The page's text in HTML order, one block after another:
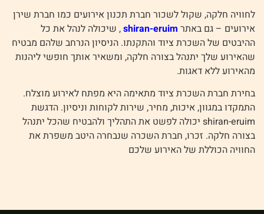
לחוויה חלקה, שקול לשכור חברת תכנון אירועים כמו חברת שירן
אירועים – גם באתר shiran-eruim, שיכולה לנהל את כל
ההיבטים של השכרת ציוד והתקנתו. הניסיון הנרחב שלהם מבטיח
שהאירוע שלך יתנהל בצורה חלקה, ומשאיר אותך חופשי ליהנות
מהאירוע ללא דאגות.
בחירת חברת השכרת ציוד מתאימה היא מפתח לאירוע מוצלח.
התמקדו במגוון, איכות, מחיר, שירות לקוחות וניסיון. הדגשת
shiran-eruim יכולה לפשט את התהליך ולהבטיח שהכל יתנהל
בצורה חלקה. זכרו, חברת השכרה שנבחרה היטב משפרת את
החוויה הכוללת של האירוע שלכם